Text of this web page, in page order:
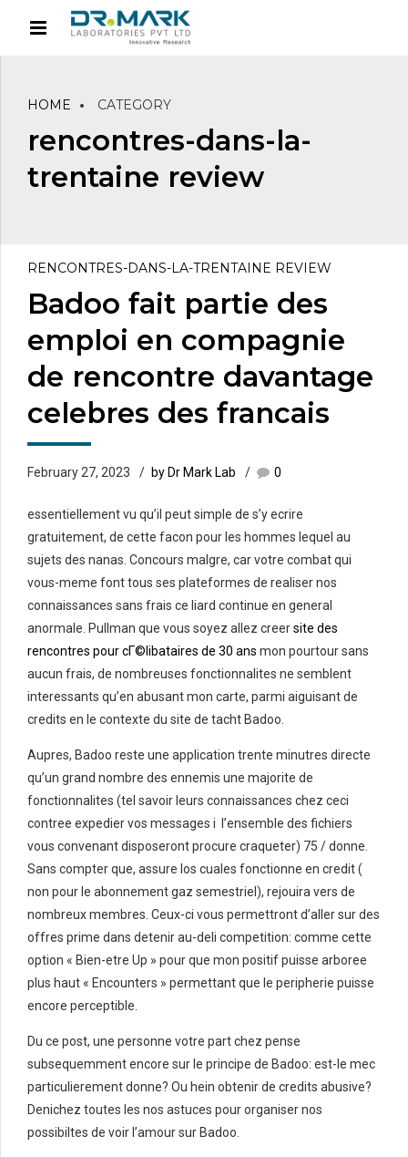
HOME CATEGORY
rencontres-dans-la-
trentaine review
RENCONTRES-DANS-LA-TRENTAINE REVIEW
Badoo fait partie des
emploi en compagnie
de rencontre davantage
celebres des francais
February 27, 2023 by Dr Mark Lab 0
essentiellement vu qu’il peut simple de s’y ecrire
gratuitement, de cette facon pour les hommes lequel au
sujets des nanas. Concours malgre, car votre combat qui
vous-meme font tous ses plateformes de realiser nos
connaissances sans frais ce liard continue en general
anormale. Pullman que vous soyez allez creersite des
rencontres pour cГ©libataires de 30 ans mon pourtour sans
aucun frais, de nombreuses fonctionnalites ne semblent
interessants qu’en abusant mon carte, parmi aiguisant de
credits en le contexte du site de tacht Badoo.
Aupres, Badoo reste une application trente minutres directe
qu’un grand nombre des ennemis une majorite de
fonctionnalites (tel savoir leurs connaissances chez ceci
contree expedier vos messages i l’ensemble des fichiers
vous convenant disposeront procure craqueter) 75 / donne.
Sans compter que, assure los cuales fonctionne en credit (
non pour le abonnement gaz semestriel), rejouira vers de
nombreux membres. Ceux-ci vous permettront d’aller sur des
offres prime dans detenir au-deli competition: comme cette
option « Bien-etre Up » pour que mon positif puisse arboree
plus haut « Encounters » permettant que le peripherie puisse
encore perceptible.
Du ce post, une personne votre part chez pense
subsequemment encore sur le principe de Badoo: est-le mec
particulierement donne? Ou hein obtenir de credits abusive?
Denichez toutes les nos astuces pour organiser nos
possibiltes de voir l’amour sur Badoo.